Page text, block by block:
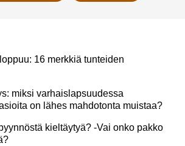
16 merkkiä tunteiden
miksi varhaislapsuudessa
on lähes mahdotonta muistaa?
kieltäytyä? -Vai onko pakko